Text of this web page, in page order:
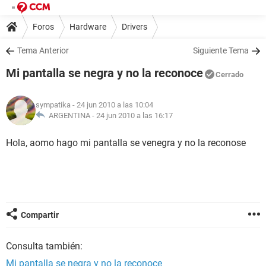
Foros Hardware Drivers
Tema Anterior Siguiente Tema
Mi pantalla se negra y no la reconoce Cerrado
sympatika - 24 jun 2010 a las 10:04
ARGENTINA - 24 jun 2010 a las 16:17
Hola, aomo hago mi pantalla se venegra y no la reconose
Compartir
Consulta también:
Mi pantalla se negra y no la reconoce